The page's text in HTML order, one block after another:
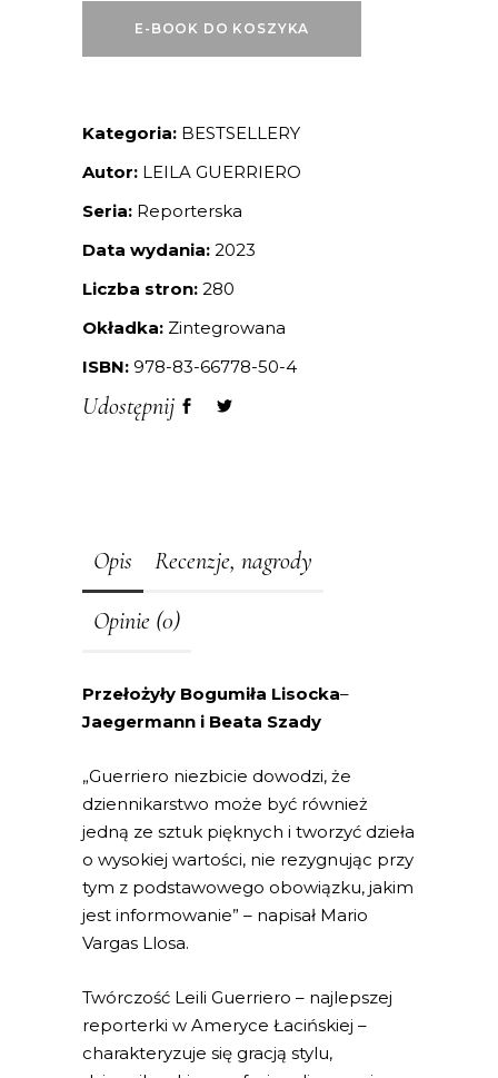
E-BOOK DO KOSZYKA
Kategoria: BESTSELLERY
Autor: LEILA GUERRIERO
Seria: Reporterska
Data wydania: 2023
Liczba stron: 280
Okładka: Zintegrowana
ISBN: 978-83-66778-50-4
Udostępnij
Opis Recenzje, nagrody
Opinie (0)
Przełożyły Bogumiła Lisocka–
Jaegermann i Beata Szady
„Guerriero niezbicie dowodzi, że
dziennikarstwo może być również
jedną ze sztuk pięknych i tworzyć dzieła
o wysokiej wartości, nie rezygnując przy
tym z podstawowego obowiązku, jakim
jest informowanie” – napisał Mario
Vargas Llosa.
Twórczość Leili Guerriero – najlepszej
reporterki w Ameryce Łacińskiej –
charakteryzuje się gracją stylu,